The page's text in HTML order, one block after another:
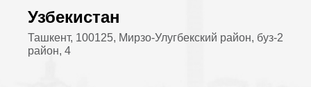
Узбекистан
Ташкент, 100125, Мирзо-Улугбекский район, буз-2
район, 4